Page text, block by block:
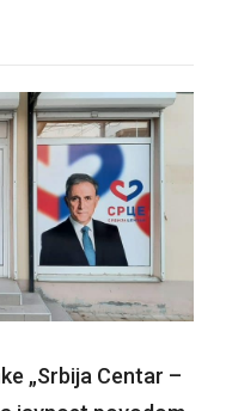
„Srbija Centar –